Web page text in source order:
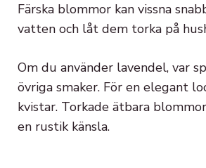
Färska blommor kan vissna
vatten och låt dem torka på
Om du använder lavendel, var
övriga smaker. För en elegant
kvistar. Torkade ätbara
en rustik känsla.